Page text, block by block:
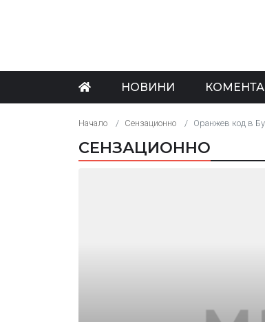
НОВИНИ
Начало Сензационно Оранжев код в
СЕНЗАЦИОННО